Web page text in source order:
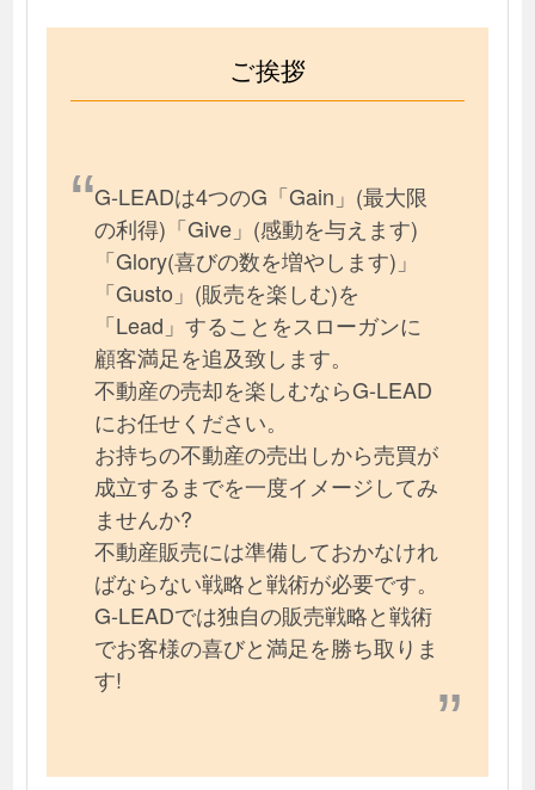
ご挨拶
G-LEADは4つのG「Gain」(最大限
の利得)「Give」(感動を与えます)
「Glory(喜びの数を増やします)」
「Gusto」(販売を楽しむ)を
「Lead」することをスローガンに
顧客満足を追及致します。
不動産の売却を楽しむならG-LEAD
にお任せください。
お持ちの不動産の売出しから売買が
成立するまでを一度イメージしてみ
ませんか?
不動産販売には準備しておかなけれ
ばならない戦略と戦術が必要です。
G-LEADでは独自の販売戦略と戦術
でお客様の喜びと満足を勝ち取りま
す!